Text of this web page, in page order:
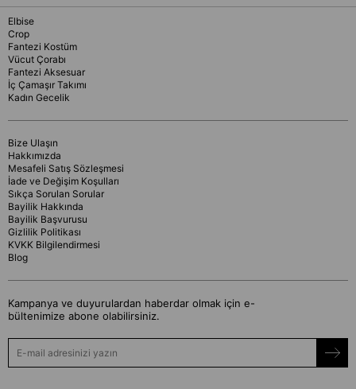
Elbise
Crop
Fantezi Kostüm
Vücut Çorabı
Fantezi Aksesuar
İç Çamaşır Takımı
Kadın Gecelik
Bize Ulaşın
Hakkımızda
Mesafeli Satış Sözleşmesi
İade ve Değişim Koşulları
Sıkça Sorulan Sorular
Bayilik Hakkında
Bayilik Başvurusu
Gizlilik Politikası
KVKK Bilgilendirmesi
Blog
Kampanya ve duyurulardan haberdar olmak için e-
bültenimize abone olabilirsiniz.